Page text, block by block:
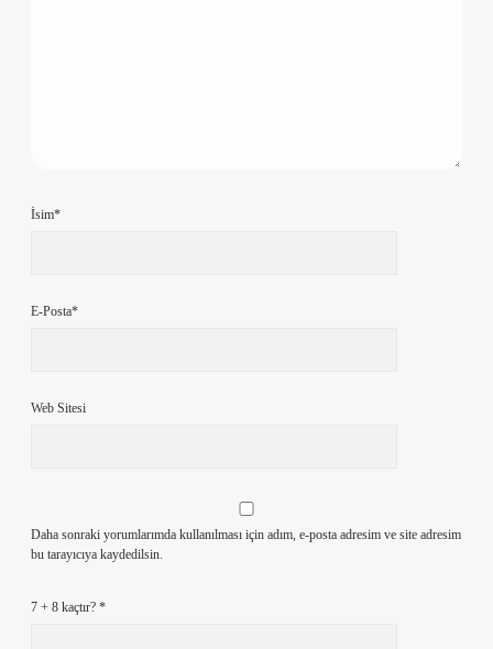
İsim*
E-Posta*
Web Sitesi
Daha sonraki yorumlarımda kullanılması için adım, e-posta adresim ve site adresim
bu tarayıcıya kaydedilsin.
7 + 8 kaçtır? *